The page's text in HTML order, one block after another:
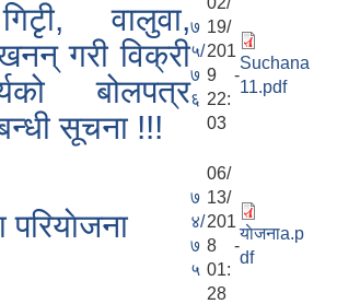
वालुवा,
गरी विक्री
बोलपत्र
सूचना !!!
७
५/
७
६
19/
201
9 -
22:
03
Suchana
11.pdf
७
४/
७
५
06/
13/
201
8 -
01:
28
याेजनाa.p
df